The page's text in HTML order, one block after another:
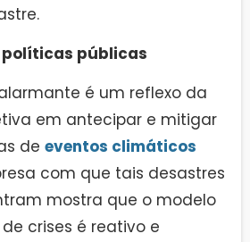
políticas públicas
é um reflexo da
em antecipar e mitigar
de eventos climáticos
com que tais desastres
mostra que o modelo
crises é reativo e